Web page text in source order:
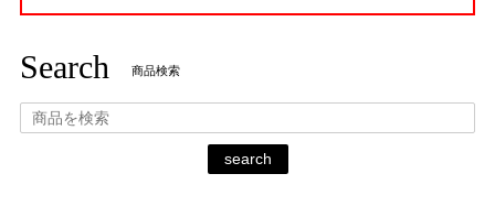
Search 商品検索
search